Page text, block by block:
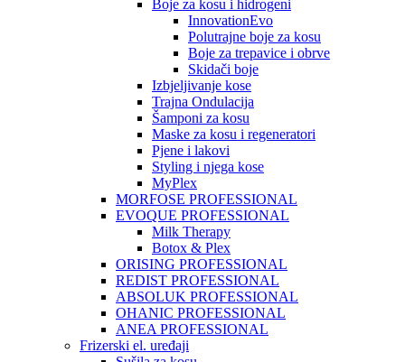
Boje za kosu i hidrogeni
InnovationEvo
Polutrajne boje za kosu
Boje za trepavice i obrve
Skidači boje
Izbjeljivanje kose
Trajna Ondulacija
Šamponi za kosu
Maske za kosu i regeneratori
Pjene i lakovi
Styling i njega kose
MyPlex
MORFOSE PROFESSIONAL
EVOQUE PROFESSIONAL
Milk Therapy
Botox & Plex
ORISING PROFESSIONAL
REDIST PROFESSIONAL
ABSOLUK PROFESSIONAL
OHANIC PROFESSIONAL
ANEA PROFESSIONAL
Frizerski el. uređaji